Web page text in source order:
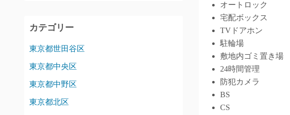
オートロック
宅配ボックス
TVドアホン
駐輪場
敷地内ゴミ置き場
24時間管理
防犯カメラ
BS
CS
カテゴリー
東京都世田谷区
東京都中央区
東京都中野区
東京都北区